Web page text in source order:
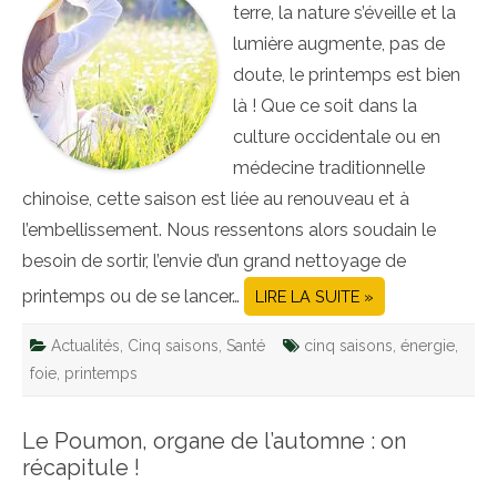
terre, la nature s’éveille et la
lumière augmente, pas de
doute, le printemps est bien
là ! Que ce soit dans la
culture occidentale ou en
médecine traditionnelle
chinoise, cette saison est liée au renouveau et à
l’embellissement. Nous ressentons alors soudain le
besoin de sortir, l’envie d’un grand nettoyage de
printemps ou de se lancer…
LIRE LA SUITE »
Actualités Cinq saisons Santé cinq saisons énergie
foie printemps
Le Poumon, organe de l’automne : on
récapitule !